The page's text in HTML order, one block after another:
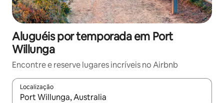
Aluguéis por temporada em Port
Willunga
Encontre e reserve lugares incríveis no Airbnb
Localização
Quando os resultados estiverem disponíveis, explore-os